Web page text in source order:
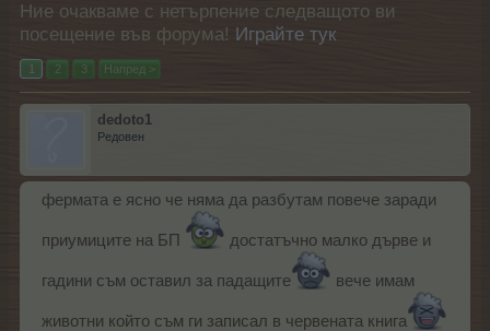
Ние очакваме с нетърпение следващото ви
посещение във форума! Играйте тук
1 2 3 Напред >
dedoto1
Редовен
фермата е ясно че няма да разбутам повече заради
приумиците на БП достатъчно малко дърве и
гадини съм оставил за падащите вече имам
животни който съм ги записал в червената книга